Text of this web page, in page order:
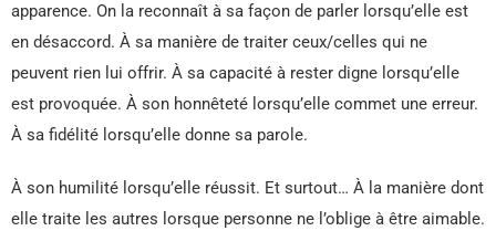
apparence. On la reconnaît à sa façon de parler lorsqu’elle est
en désaccord. À sa manière de traiter ceux/celles qui ne
peuvent rien lui offrir. À sa capacité à rester digne lorsqu’elle
est provoquée. À son honnêteté lorsqu’elle commet une erreur.
À sa fidélité lorsqu’elle donne sa parole.
À son humilité lorsqu’elle réussit. Et surtout… À la manière dont
elle traite les autres lorsque personne ne l’oblige à être aimable.